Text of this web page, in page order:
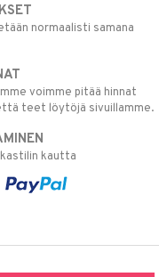
normaalisti samana
voimme pitää hinnat
teet löytöjä sivuillamme.
kautta